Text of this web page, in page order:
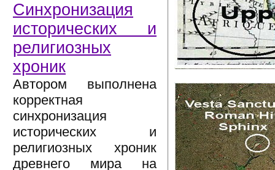
Синхронизация
исторических и
религиозных
хроник
Автором выполнена
корректная
синхронизация
исторических и
религиозных хроник
древнего мира на